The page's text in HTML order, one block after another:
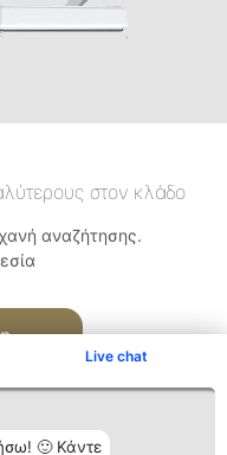
Live chat
🙂 Κάντε
στον κλάδο
αναζήτησης.